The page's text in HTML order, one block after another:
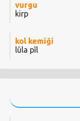
vurgu
kirp
kol kemiği
lûla pîl